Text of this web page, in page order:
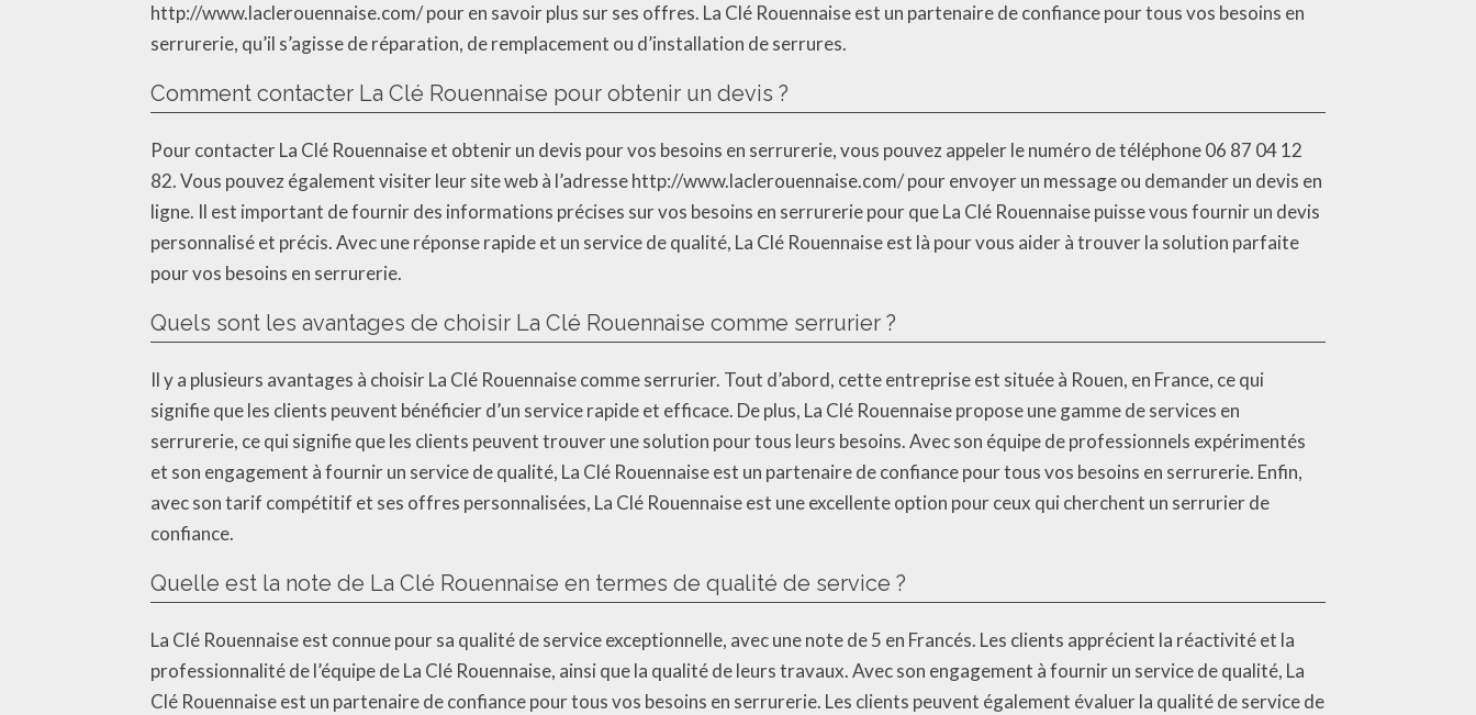
http://www.laclerouennaise.com/ pour en savoir plus sur ses offres. La Clé Rouennaise est un partenaire de confiance pour tous vos besoins en
serrurerie, qu’il s’agisse de réparation, de remplacement ou d’installation de serrures.
Comment contacter La Clé Rouennaise pour obtenir un devis ?
Pour contacter La Clé Rouennaise et obtenir un devis pour vos besoins en serrurerie, vous pouvez appeler le numéro de téléphone 06 87 04 12
82. Vous pouvez également visiter leur site web à l’adresse http://www.laclerouennaise.com/ pour envoyer un message ou demander un devis en
ligne. Il est important de fournir des informations précises sur vos besoins en serrurerie pour que La Clé Rouennaise puisse vous fournir un devis
personnalisé et précis. Avec une réponse rapide et un service de qualité, La Clé Rouennaise est là pour vous aider à trouver la solution parfaite
pour vos besoins en serrurerie.
Quels sont les avantages de choisir La Clé Rouennaise comme serrurier ?
Il y a plusieurs avantages à choisir La Clé Rouennaise comme serrurier. Tout d’abord, cette entreprise est située à Rouen, en France, ce qui
signifie que les clients peuvent bénéficier d’un service rapide et efficace. De plus, La Clé Rouennaise propose une gamme de services en
serrurerie, ce qui signifie que les clients peuvent trouver une solution pour tous leurs besoins. Avec son équipe de professionnels expérimentés
et son engagement à fournir un service de qualité, La Clé Rouennaise est un partenaire de confiance pour tous vos besoins en serrurerie. Enfin,
avec son tarif compétitif et ses offres personnalisées, La Clé Rouennaise est une excellente option pour ceux qui cherchent un serrurier de
confiance.
Quelle est la note de La Clé Rouennaise en termes de qualité de service ?
La Clé Rouennaise est connue pour sa qualité de service exceptionnelle, avec une note de 5 en Francés. Les clients apprécient la réactivité et la
professionnalité de l’équipe de La Clé Rouennaise, ainsi que la qualité de leurs travaux. Avec son engagement à fournir un service de qualité, La
Clé Rouennaise est un partenaire de confiance pour tous vos besoins en serrurerie. Les clients peuvent également évaluer la qualité de service de